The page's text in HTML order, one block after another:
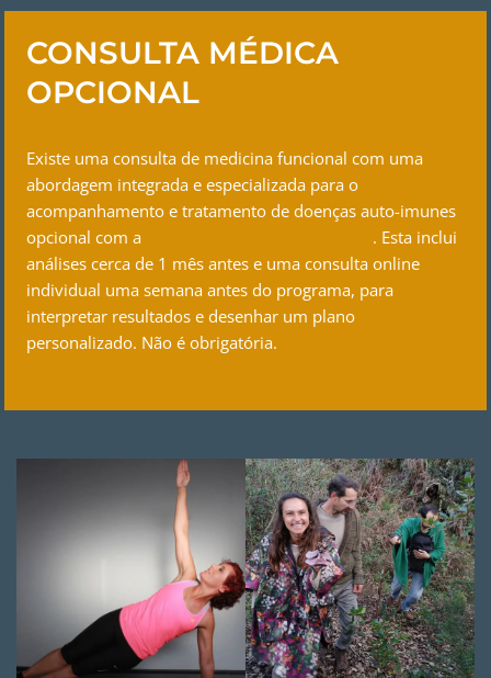
CONSULTA MÉDICA
OPCIONAL
Existe uma consulta de medicina funcional com uma
abordagem integrada e especializada para o
acompanhamento e tratamento de doenças auto-imunes
opcional com a
. Esta inclui
análises cerca de 1 mês antes e uma consulta online
individual uma semana antes do programa, para
interpretar resultados e desenhar um plano
personalizado. Não é obrigatória.